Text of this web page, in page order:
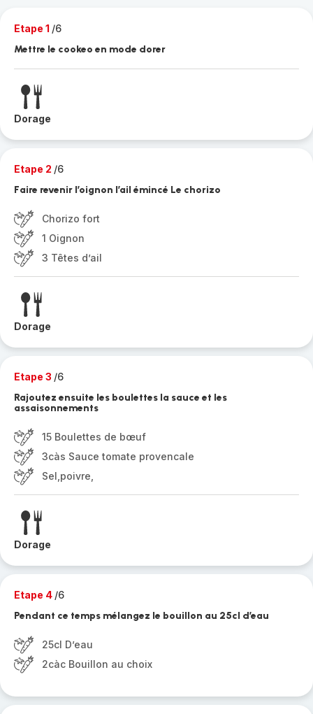
Etape 1 /6
Mettre le cookeo en mode dorer
Dorage
Etape 2 /6
Faire revenir l’oignon l’ail émincé Le chorizo
Chorizo fort
1 Oignon
3 Têtes d’ail
Dorage
Etape 3 /6
Rajoutez ensuite les boulettes la sauce et les
assaisonnements
15 Boulettes de bœuf
3càs Sauce tomate provencale
Sel,poivre,
Dorage
Etape 4 /6
Pendant ce temps mélangez le bouillon au 25cl d’eau
25cl D’eau
2càc Bouillon au choix